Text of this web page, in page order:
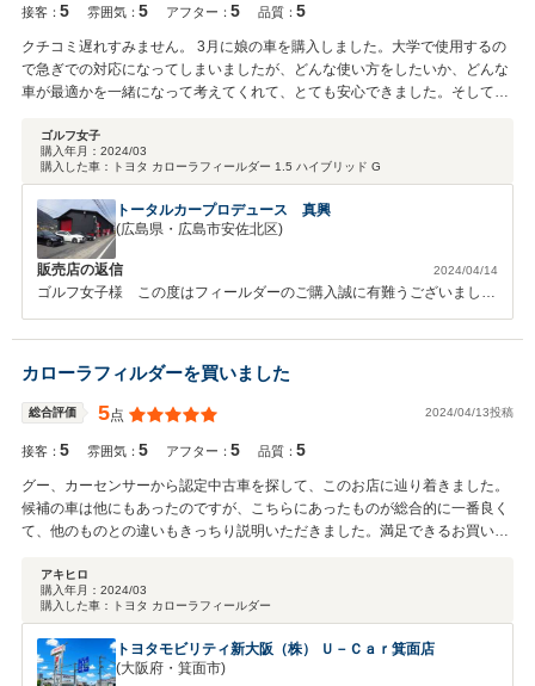
接客：5 雰囲気：5 アフター：5 品質：5
クチコミ遅れすみません。 3月に娘の車を購入しました。大学で使用するの
で急ぎでの対応になってしまいましたが、どんな使い方をしたいか、どんな
車が最適かを一緒になって考えてくれて、とても安心できました。そして納
かりやすく、迅速丁寧で今までの販売店で1番信頼できる店だということで
す。 車購入は再々あることではないですが、必ずまた真興さんで購入したい
と思います。 アフターケアもよろしくお願いします。 この度は本当にあり
がとうございました。 皆さん、車購入はこの店オススメですよ！ 社長に相
談してみて！
ゴルフ女子
購入年月： 2024/03
購入した車：
トヨタ カローラフィールダー 1.5 ハイブリッド G
トータルカープロデュース 真興
(広島県・広島市安佐北区)
販売店の返信 2024/04/14
ゴルフ女子様 この度はフィールダーのご購入誠に有難うございまし
頂き、とても心に残る商談をさせて頂きました。また、慌ただしく納車
た事を心よりお詫び申し上げます。次回車検時には新車の様に磨いてお
返しさせて頂きます！娘さんも遠方にお住まいなので、日々のメンテナ
ンスもさせて頂けないですが、何かトラブルがあれば必ず私が直接駆け
付けますのでご遠慮なくご連絡下さい。陰ながら息子さんと娘さんのプ
を売ったのはうちの店だ！と自慢させて頂きます♪この度は本当に有難
うございました。また、最高評価の口コミまで頂きまして、スタッフ一
同心よりお礼申し上げます。パパさん頑張ってください！！
カローラフィルダーを買いました
総合評価 5点 2024/04/13投稿
接客：5 雰囲気：5 アフター：5 品質：5
グー、カーセンサーから認定中古車を探して、このお店に辿り着きました。
候補の車は他にもあったのですが、こちらにあったものが総合的に一番良く
て、他のものとの違いもきっちり説明いただきました。満足できるお買い物
アキヒロ
購入年月： 2024/03
購入した車：
トヨタ カローラフィールダー
トヨタモビリティ新大阪（株） Ｕ－Ｃａｒ箕面店
(大阪府・箕面市)